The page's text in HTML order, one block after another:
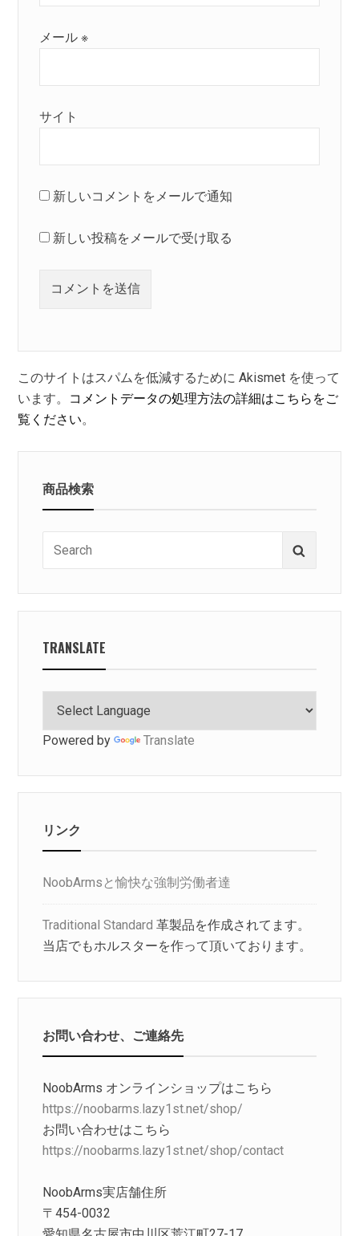
メール※
サイト
新しいコメントをメールで通知
新しい投稿をメールで受け取る
このサイトはスパムを低減するために Akismet を使って
います。 コメントデータの処理方法の詳細はこちらをご
覧ください。
商品検索
TRANSLATE
Powered by Translate
リンク
NoobArmsと愉快な強制労働者達
Traditional Standard 革製品を作成されてます。
当店でもホルスターを作って頂いております。
お問い合わせ、ご連絡先
NoobArms オンラインショップはこちら
https://noobarms.lazy1st.net/shop/
お問い合わせはこちら
https://noobarms.lazy1st.net/shop/contact
NoobArms実店舗住所
〒454-0032